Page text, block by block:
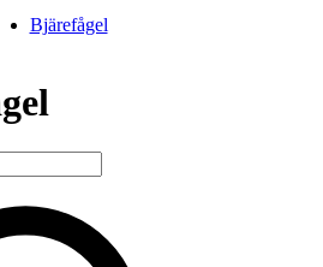
Bjärefågel